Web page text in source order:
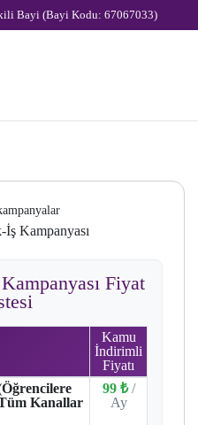
Bayi (Bayi Kodu: 67067033)
Kampanyası
Fiyat
Kamu
İndirimli
Fiyatı
Kanallar
99 ₺ /
Ay